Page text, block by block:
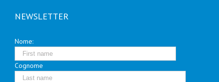
NEWSLETTER
Nome:
Cognome